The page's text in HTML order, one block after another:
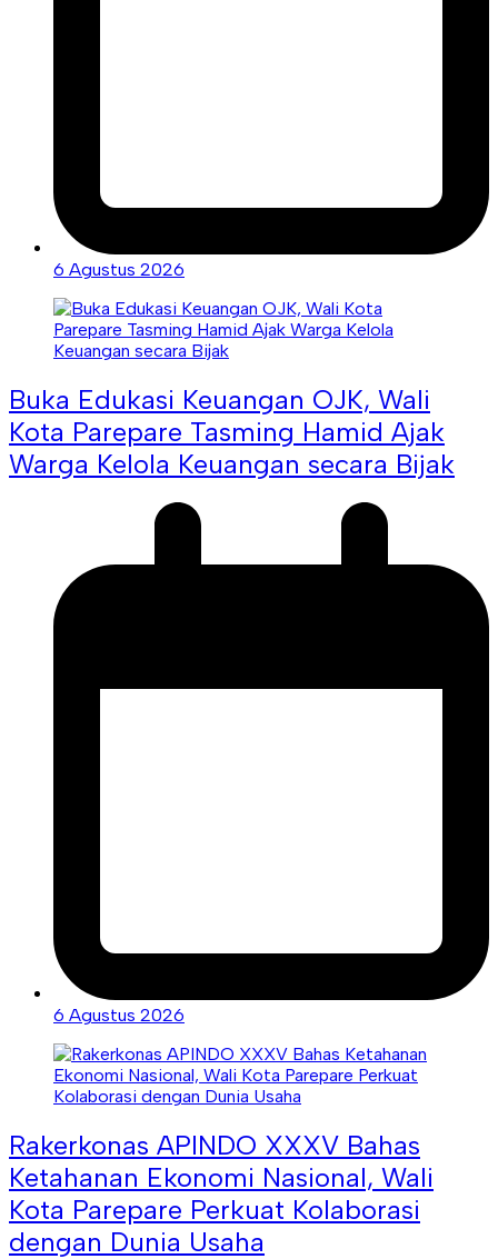
6 Agustus 2026
Buka Edukasi Keuangan OJK, Wali
Kota Parepare Tasming Hamid Ajak
Warga Kelola Keuangan secara Bijak
6 Agustus 2026
Rakerkonas APINDO XXXV Bahas
Ketahanan Ekonomi Nasional, Wali
Kota Parepare Perkuat Kolaborasi
dengan Dunia Usaha